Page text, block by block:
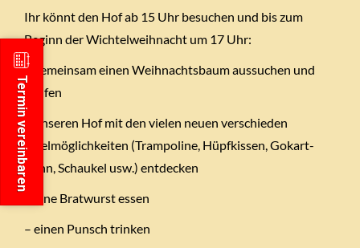
Ihr könnt den Hof ab 15 Uhr besuchen und bis zum
Beginn der Wichtelweihnacht um 17 Uhr:
– gemeinsam einen Weihnachtsbaum aussuchen und
kaufen
– unseren Hof mit den vielen neuen verschieden
Spielmöglichkeiten (Trampoline, Hüpfkissen, Gokart-
Bahn, Schaukel usw.) entdecken
– eine Bratwurst essen
– einen Punsch trinken
Termin vereinbaren